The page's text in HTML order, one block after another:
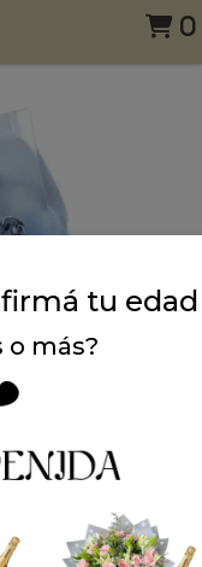
0
tu edad
o más?